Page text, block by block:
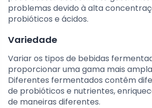
problemas devido à alta
probióticos e ácidos.
Variedade
Variar os tipos de bebidas
proporcionar uma gama mais
Diferentes fermentados contêm
de probióticos e nutrientes,
de maneiras diferentes.